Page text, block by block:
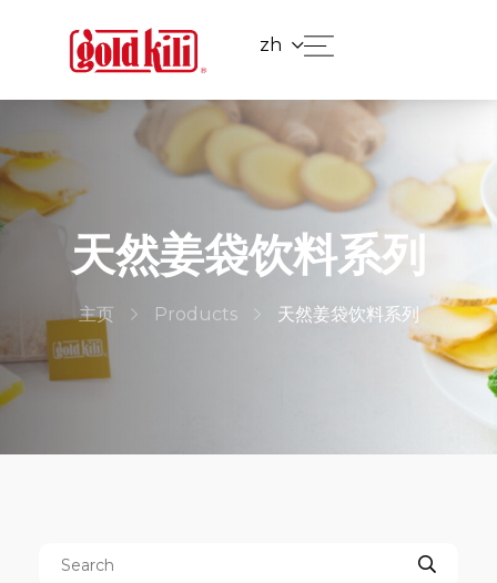
zh
天然姜袋饮料系列
主页 Products 天然姜袋饮料系列